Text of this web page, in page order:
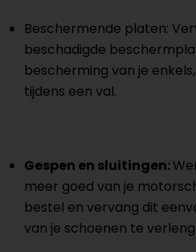
Beschermende platen:
beschadigde
bescherming van je
tijdens een val.
Gespen en sluitingen:
meer goed van je
bestel en vervang dit
van je schoenen te